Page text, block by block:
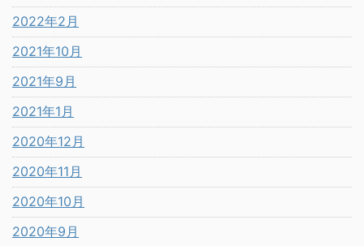
2022年2月
2021年10月
2021年9月
2021年1月
2020年12月
2020年11月
2020年10月
2020年9月